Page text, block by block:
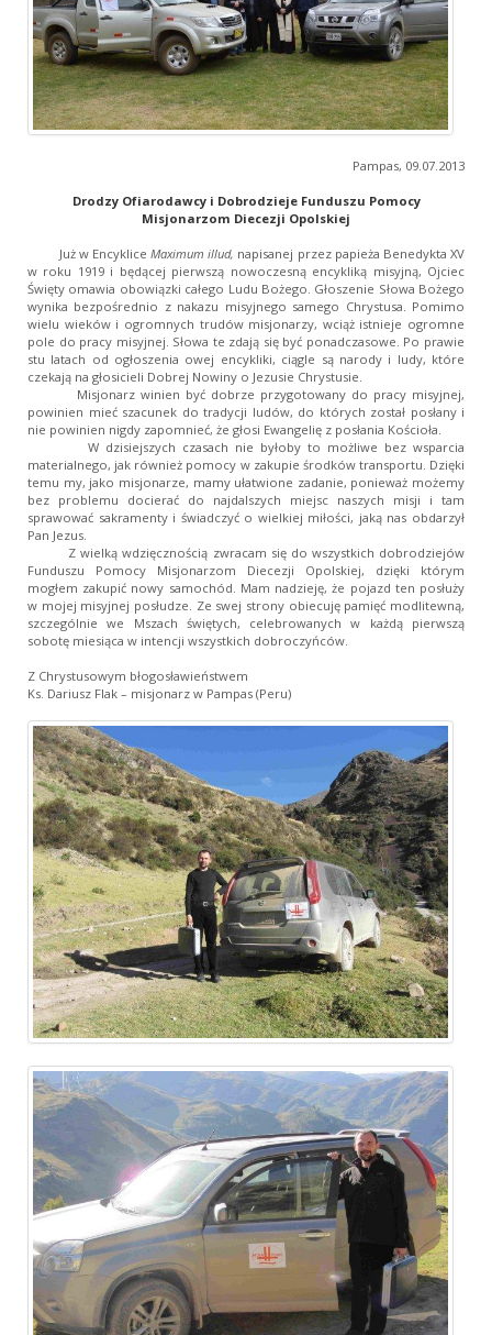
Pampas, 09.07.2013
Drodzy Ofiarodawcy i Dobrodzieje Funduszu Pomocy
Misjonarzom Diecezji Opolskiej
Już w Encyklice Maximum illud, napisanej przez papieża Benedykta XV
w roku 1919 i będącej pierwszą nowoczesną encykliką misyjną, Ojciec
Święty omawia obowiązki całego Ludu Bożego. Głoszenie Słowa Bożego
wynika bezpośrednio z nakazu misyjnego samego Chrystusa. Pomimo
wielu wieków i ogromnych trudów misjonarzy, wciąż istnieje ogromne
pole do pracy misyjnej. Słowa te zdają się być ponadczasowe. Po prawie
stu latach od ogłoszenia owej encykliki, ciągle są narody i ludy, które
czekają na głosicieli Dobrej Nowiny o Jezusie Chrystusie.
Misjonarz winien być dobrze przygotowany do pracy misyjnej,
powinien mieć szacunek do tradycji ludów, do których został posłany i
nie powinien nigdy zapomnieć, że głosi Ewangelię z posłania Kościoła.
W dzisiejszych czasach nie byłoby to możliwe bez wsparcia
materialnego, jak również pomocy w zakupie środków transportu. Dzięki
temu my, jako misjonarze, mamy ułatwione zadanie, ponieważ możemy
bez problemu docierać do najdalszych miejsc naszych misji i tam
sprawować sakramenty i świadczyć o wielkiej miłości, jaką nas obdarzył
Pan Jezus.
Z wielką wdzięcznością zwracam się do wszystkich dobrodziejów
Funduszu Pomocy Misjonarzom Diecezji Opolskiej, dzięki którym
mogłem zakupić nowy samochód. Mam nadzieję, że pojazd ten posłuży
w mojej misyjnej posłudze. Ze swej strony obiecuję pamięć modlitewną,
szczególnie we Mszach świętych, celebrowanych w każdą pierwszą
sobotę miesiąca w intencji wszystkich dobroczyńców.
Z Chrystusowym błogosławieństwem
Ks. Dariusz Flak – misjonarz w Pampas (Peru)